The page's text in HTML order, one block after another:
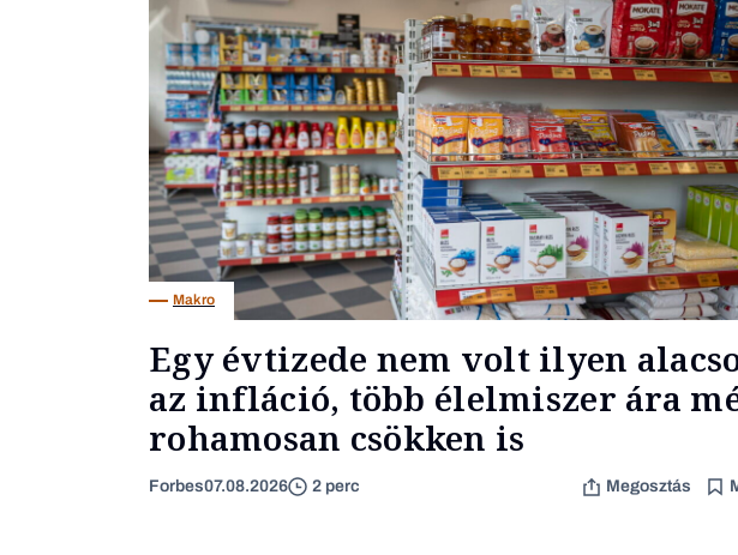
Makro
Egy évtizede nem volt ilyen
az infláció, több élelmiszer ára
rohamosan csökken is
Forbes07.08.2026 2 perc Megosztás